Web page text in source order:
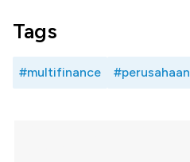
Tags
#multifinance